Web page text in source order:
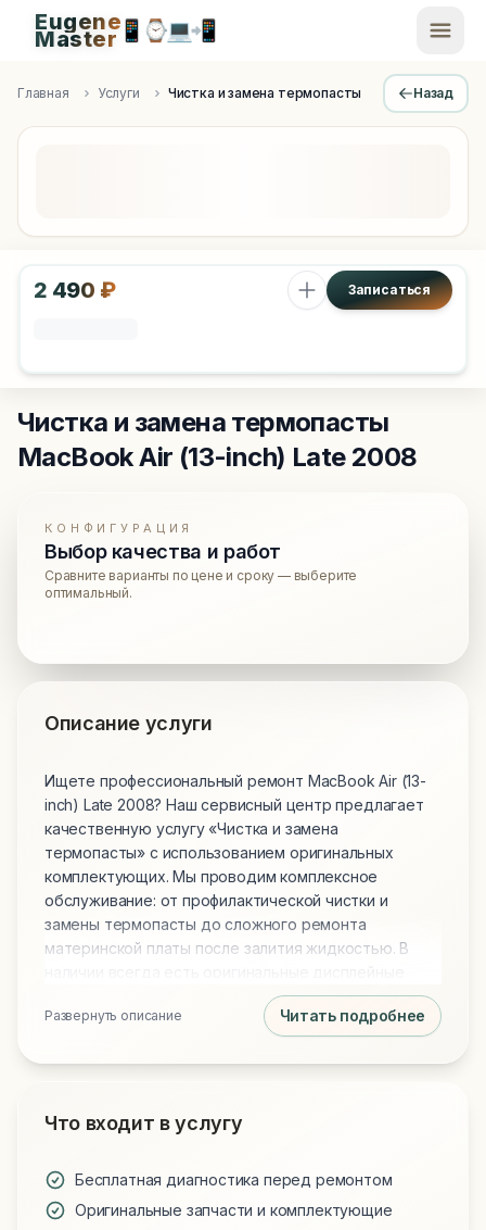
Apple Diagnostics & Engineering Authority in Saint
Eugene
Master📱 ⌚💻📲
Главная Услуги Чистка и замена термопасты Назад
2 490 ₽ Записаться
Чистка и замена термопасты
MacBook Air (13-inch) Late 2008
КОНФИГУРАЦИЯ
Выбор качества и работ
Сравните варианты по цене и сроку — выберите
оптимальный.
Описание услуги
Ищете профессиональный ремонт MacBook Air (13-
inch) Late 2008? Наш сервисный центр предлагает
качественную услугу «Чистка и замена
термопасты» с использованием оригинальных
комплектующих. Мы проводим комплексное
обслуживание: от профилактической чистки и
замены термопасты до сложного ремонта
материнской платы после залития жидкостью. В
модули, новые аккумуляторы и клавиатуры для
всех моделей. Обращаясь к нам, вы получаете
вашего устройства.
Развернуть описание Читать подробнее
Что входит в услугу
Бесплатная диагностика перед ремонтом
Оригинальные запчасти и комплектующие